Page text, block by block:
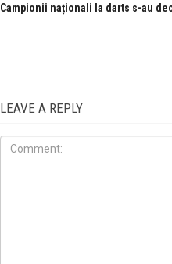
Campionii naționali la darts s-au
LEAVE A REPLY